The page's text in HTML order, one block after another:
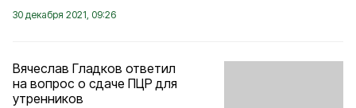
30 декабря 2021, 09:26
Вячеслав Гладков ответил
на вопрос о сдаче ПЦР для
утренников